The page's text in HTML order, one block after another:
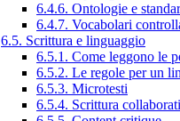
6.4.6. Ontologie e
6.4.7. Vocabolari
6.5. Scrittura e linguaggio
6.5.1. Come leggono le
6.5.2. Le regole per un
6.5.3. Microtesti
6.5.4. Scrittura